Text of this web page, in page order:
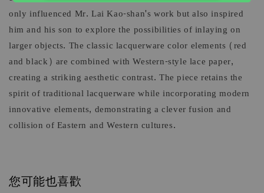
only influenced Mr. Lai Kao-shan's work but also inspired
him and his son to explore the possibilities of inlaying on
larger objects. The classic lacquerware color elements (red
and black) are combined with Western-style lace paper,
creating a striking aesthetic contrast. The piece retains the
spirit of traditional lacquerware while incorporating modern
innovative elements, demonstrating a clever fusion and
collision of Eastern and Western cultures.
您可能也喜歡